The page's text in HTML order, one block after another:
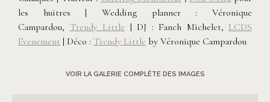
les huitres | Wedding planner : Véronique
Campardou, Trendy Little | DJ : Fanch Michelet, LCDS
Evenement | Déco : Trendy Little by Véronique Campardou
VOIR LA GALERIE COMPLÈTE DES IMAGES